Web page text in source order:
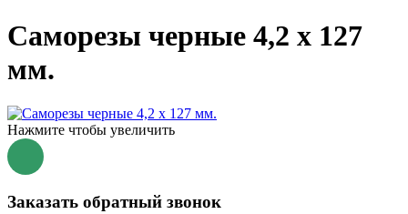
Саморезы черные 4,2 х 127
мм.
Нажмите чтобы увеличить
Заказать обратный звонок